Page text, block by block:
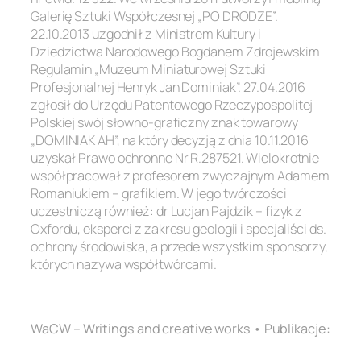
Galerię Sztuki Współczesnej „PO DRODZE”.
22.10.2013 uzgodnił z Ministrem Kultury i
Dziedzictwa Narodowego Bogdanem Zdrojewskim
Regulamin „Muzeum Miniaturowej Sztuki
Profesjonalnej Henryk Jan Dominiak”. 27.04.2016
zgłosił do Urzędu Patentowego Rzeczypospolitej
Polskiej swój słowno-graficzny znak towarowy
„DOMINIAK AH”, na który decyzją z dnia 10.11.2016
uzyskał Prawo ochronne Nr R.287521. Wielokrotnie
współpracował z profesorem zwyczajnym Adamem
Romaniukiem – grafikiem. W jego twórczości
uczestniczą również: dr Lucjan Pajdzik – fizyk z
Oxfordu, eksperci z zakresu geologii i specjaliści ds.
ochrony środowiska, a przede wszystkim sponsorzy,
których nazywa współtwórcami.
WaCW – Writings and creative works • Publikacje: